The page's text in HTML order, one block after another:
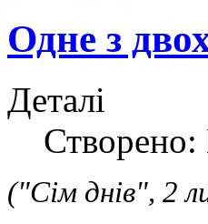
Одне з
Деталі
Створено:
("Сім днів", 2